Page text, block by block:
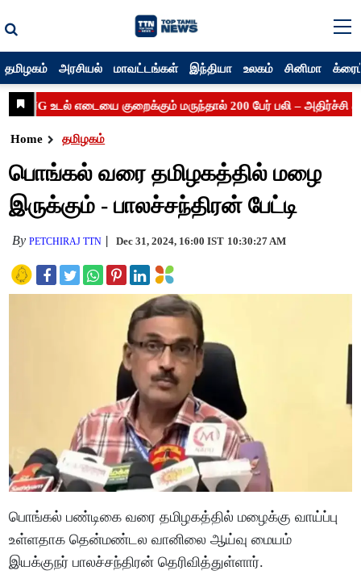
தமிழகம் அரசியல் மாவட்டங்கள் இந்தியா உலகம் சினிமா
Home தமிழகம்
பொங்கல் வரை தமிழகத்தில் மழை
இருக்கும் - பாலச்சந்திரன் பேட்டி
ByPETCHIRAJ TTN Dec 31, 2024, 16:00 IST 10:30:27 AM
பொங்கல் பண்டிகை வரை தமிழகத்தில் மழைக்கு வாய்ப்பு
உள்ளதாக தென்மண்டல வானிலை ஆய்வு மையம்
இயக்குநர் பாலச்சந்திரன் தெரிவித்துள்ளார்.